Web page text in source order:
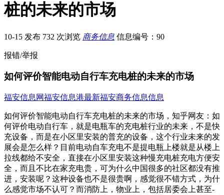
桩的未来的市场
10-15 发布 732 次浏览 商务信息 信息编号：90
报错/举报
如何评价智能电动自行车充电桩的未来的市场
福安信息网福安信息港最新福安商务信息信息
如何评价智能电动自行车充电桩的未来的市场，知乎网友：如
何评价电动自行车，就是电瓶车的充电桩行业的未来，不是快
充设备，而是在小区里安装的普充的设备，这个行业未来的发
展会是怎么样？目前电动自车充电不是提电瓶上楼就是从楼上
拉线都给不安全，直接在小区里安装这种慢充电桩充电方便安
全，而且不比在家充电贵，可为什么中国很多的社区都没有推
进，安装呢？这种设备也不是很贵啊，感觉很不错方式，为什
么感觉市场不认可？而消防上，物业上，包括居委会上甚至-